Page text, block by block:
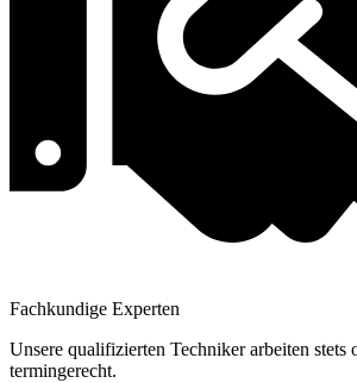
Fachkundige Experten
Unsere qualifizierten Techniker arbeiten stets
termingerecht.